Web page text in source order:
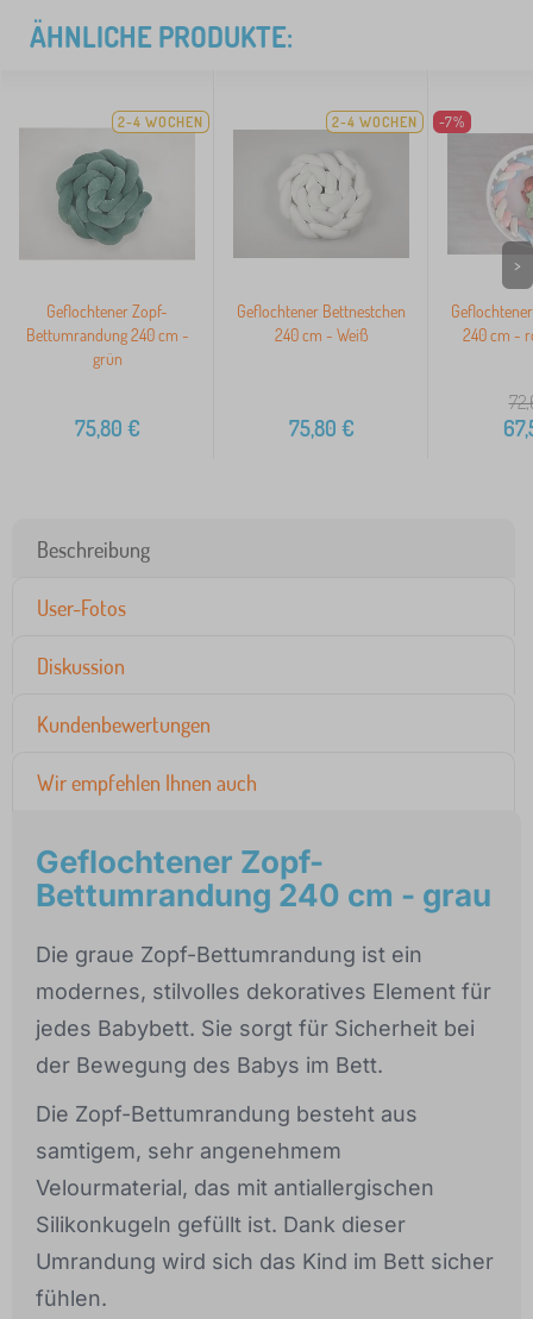
ÄHNLICHE PRODUKTE:
2-4 WOCHEN
Geflochtener Zopf-
Bettumrandung 240 cm -
grün
75,80 €
2-4 WOCHEN
Geflochtener Bettnestchen
240 cm - Weiß
75,80 €
-7%
240 cm -
>
Beschreibung
User-Fotos
Diskussion
Kundenbewertungen
Wir empfehlen Ihnen auch
Geflochtener Zopf-
Bettumrandung 240 cm - grau
Die graue Zopf-Bettumrandung ist ein
modernes, stilvolles dekoratives Element für
jedes Babybett. Sie sorgt für Sicherheit bei
der Bewegung des Babys im Bett.
Die Zopf-Bettumrandung besteht aus
samtigem, sehr angenehmem
Velourmaterial, das mit antiallergischen
Silikonkugeln gefüllt ist. Dank dieser
Umrandung wird sich das Kind im Bett sicher
fühlen.